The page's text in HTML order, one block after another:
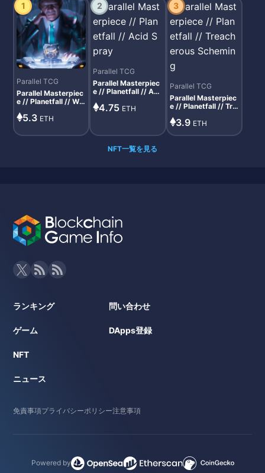
1
Parallel TCG
Parallel Masterpiec
e // Planetfall // Wei
5.3 ETH
2
Parallel TCG
Parallel Masterpiec
e // Planetfall // Aci
4.75 ETH
3
Parallel TCG
Parallel Masterpiec
e // Planetfall // Tre
3.9 ETH
NFT一覧を見る
ランキング
ゲーム
NFT
ニュース
問い合わせ
DApps登録
免責事項プライバシーポリシー注意事項
Powered by